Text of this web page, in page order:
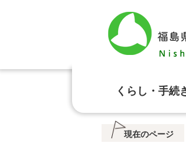
くらし・手続
現在のページ